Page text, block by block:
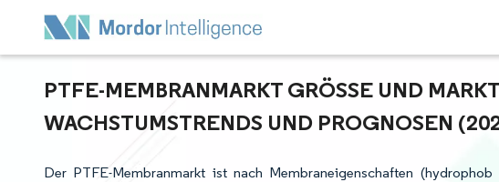
PTFE-MEMBRANMARKT GRÖSSE UND
ACHSTUMSTRENDS UND PROGNOSEN
Der PTFE-Membranmarkt ist nach Membraneigenschaften